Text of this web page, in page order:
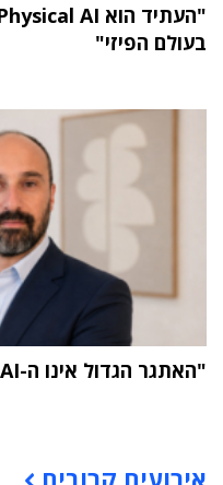
בעולם הפיזי"
"האתגר הגדול אינו ה-AI אלא הטמעתה בארגון"
אירועים קרובים